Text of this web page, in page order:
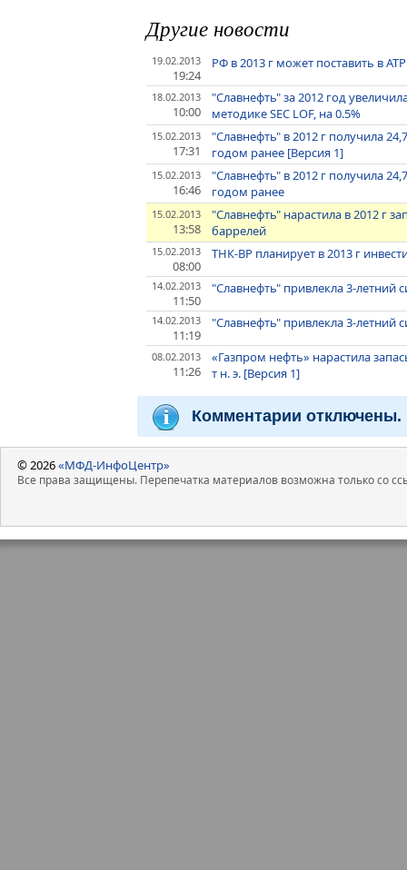
Другие новости
19.02.2013
19:24
РФ в 2013 г может поставить в
18.02.2013
10:00
"Славнефть" за 2012 год
методике SEC LOF, на 0.5%
15.02.2013
17:31
"Славнефть" в 2012 г получила
годом ранее [Версия 1]
15.02.2013
16:46
"Славнефть" в 2012 г получила
годом ранее
15.02.2013
13:58
"Славнефть" нарастила в 2012 г
баррелей
15.02.2013
08:00
ТНК-ВР планирует в 2013 г
14.02.2013
11:50
"Славнефть" привлекла 3-летний
14.02.2013
11:19
"Славнефть" привлекла 3-летний
08.02.2013
11:26
«Газпром нефть» нарастила
т н. э. [Версия 1]
Комментарии отключены.
© 2026«МФД-ИнфоЦентр»
Все права защищены. Перепечатка материалов возможна только со